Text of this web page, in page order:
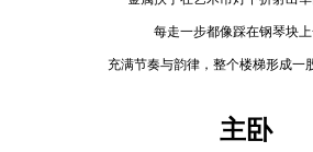
每走一步都像踩在钢琴块
充满节奏与韵律，整个楼梯形成一
主卧